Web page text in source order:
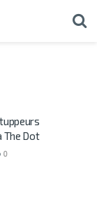
The Dot
0